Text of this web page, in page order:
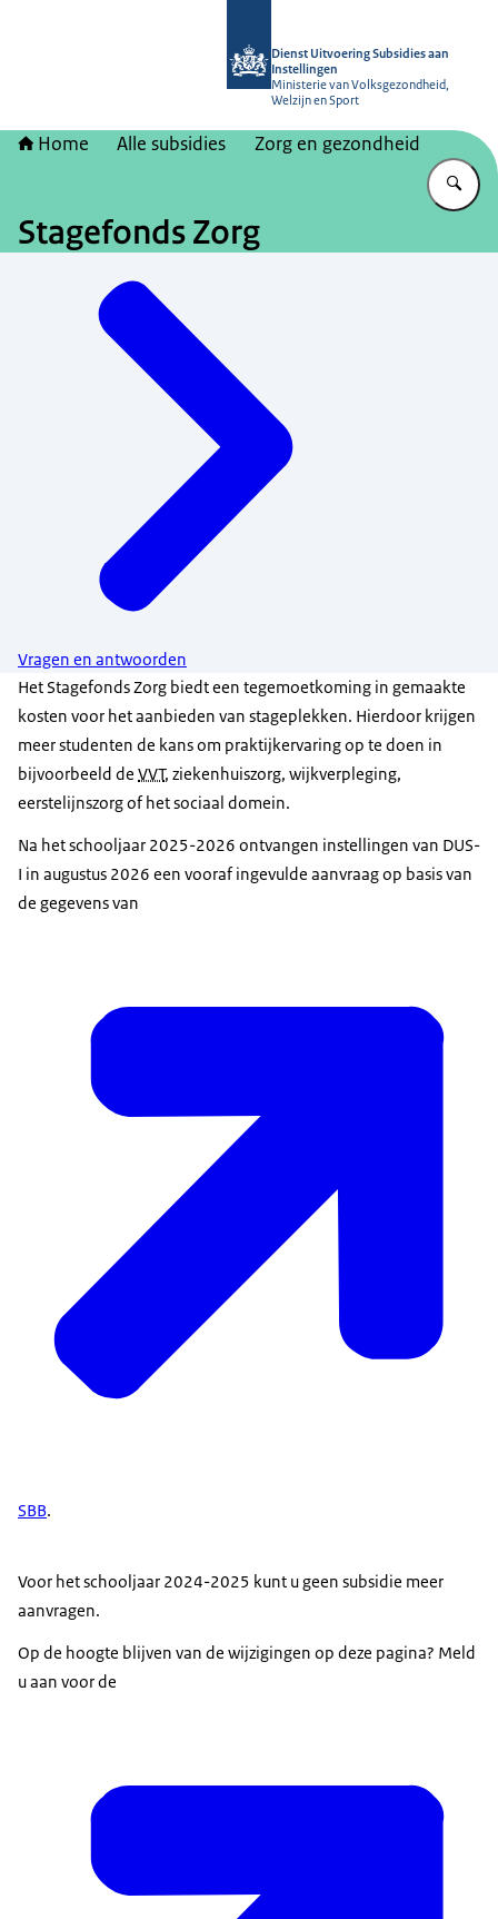
Dienst Uitvoering Subsidies aan
Instellingen
Ministerie van Volksgezondheid,
Welzijn en Sport
Home Alle subsidies Zorg en gezondheid
Stagefonds Zorg
Vragen en antwoorden
Het Stagefonds Zorg biedt een tegemoetkoming in gemaakte
kosten voor het aanbieden van stageplekken. Hierdoor krijgen
meer studenten de kans om praktijkervaring op te doen in
bijvoorbeeld de VVT, ziekenhuiszorg, wijkverpleging,
eerstelijnszorg of het sociaal domein.
Na het schooljaar 2025-2026 ontvangen instellingen van DUS-
I in augustus 2026 een vooraf ingevulde aanvraag op basis van
de gegevens van
SBB.
Voor het schooljaar 2024-2025 kunt u geen subsidie meer
aanvragen.
Op de hoogte blijven van de wijzigingen op deze pagina? Meld
u aan voor de